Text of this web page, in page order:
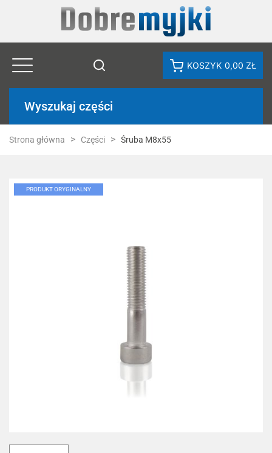
KOSZYK 0,00 ZŁ
Wyszukaj części
Strona główna Części Śruba M8x55
PRODUKT ORYGINALNY